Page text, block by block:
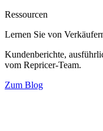
Ressourcen
Lernen Sie von
Kundenberichte,
vom Repricer-Team.
Zum Blog